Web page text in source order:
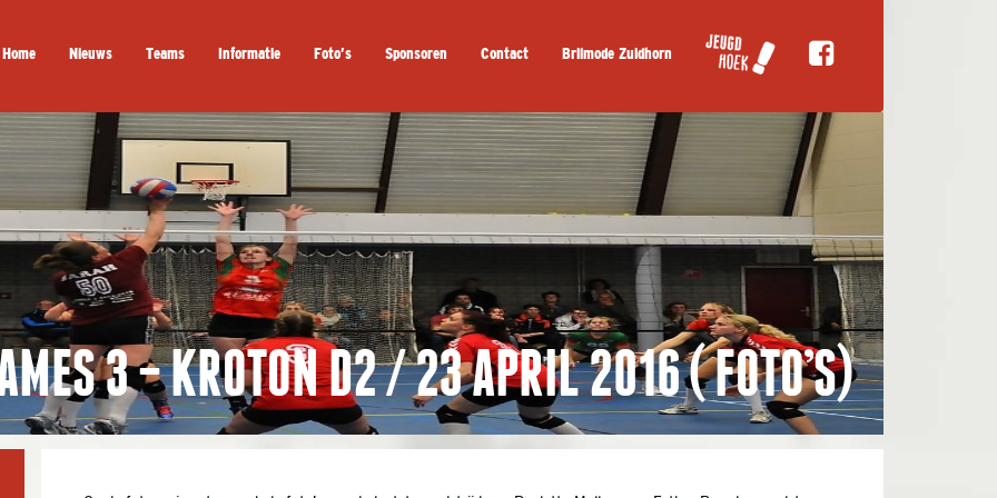
Home Nieuws Teams Informatie Foto’s Sponsoren Contact Brilmode Zuidhorn
3 – KROTON D2 / 23 APRIL 2016 ( FOTO’S)